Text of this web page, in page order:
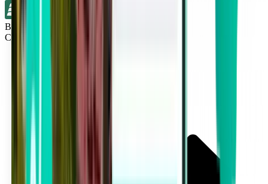
Bez přestupů
Cleveland CLE